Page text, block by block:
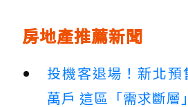
房地產推薦新聞
投機客退場！新北預
萬戶 這區「需求斷層